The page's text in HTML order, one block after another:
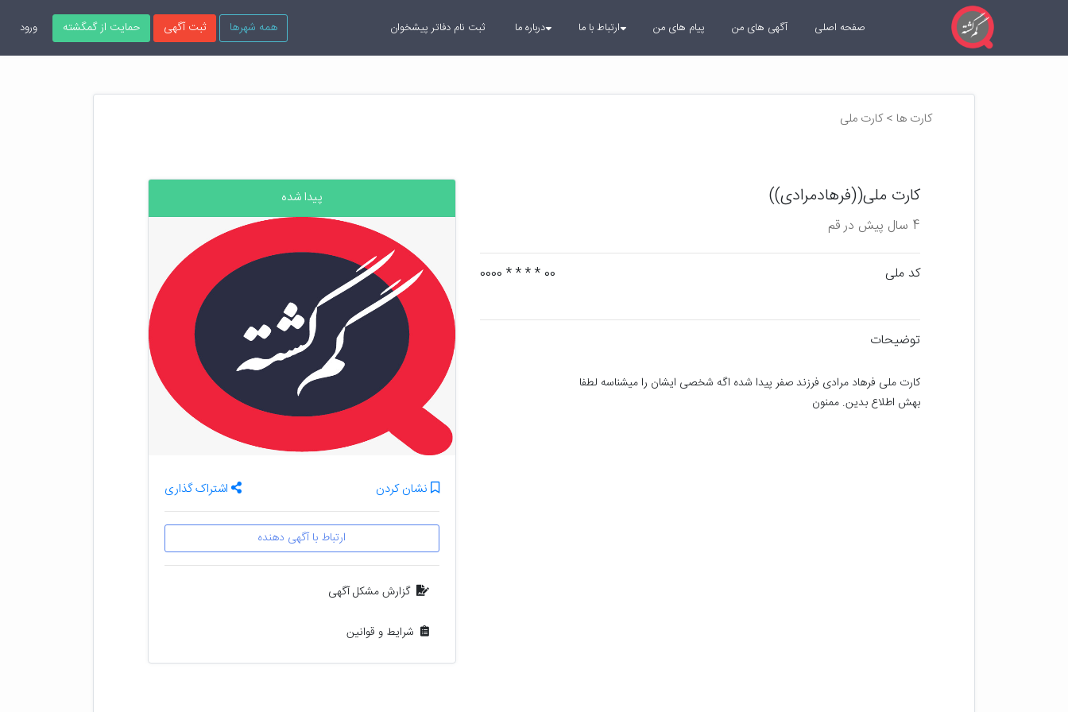
همه شهرها ثبت آگهی حمایت از گمگشته ورود صفحه اصلی آگهی های من پیام های من ارتباط با ما درباره ما ثبت نام دفاتر پیشخوان
کارت ها > کارت ملی
کارت ملی((فرهادمرادی))
4 سال پیش در قم
کد ملی 00 * * * * 0000
توضیحات
بهش اطلاع بدین. ممنون
پیدا شده
نشان کردن اشتراک گذاری
ارتباط با آگهی دهنده
گزارش مشکل آگهی
شرایط و قوانین